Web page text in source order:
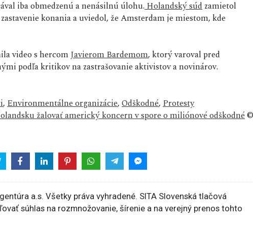
iba obmedzenú a nenásilnú úlohu.Holandský súdzamietol
konania a uviedol, že Amsterdam je miestom, kde
video s hercomJavierom Bardemom, ktorý varoval pred
podľa kritikov na zastrašovanie aktivistov a novinárov.
,Environmentálne organizácie,Odškodné,Protesty
žalovať americký koncern v spore o miliónové odškodné©
a.s. Všetky práva vyhradené. SITA Slovenská tlačová
súhlas na rozmnožovanie, šírenie a na verejný prenos tohto